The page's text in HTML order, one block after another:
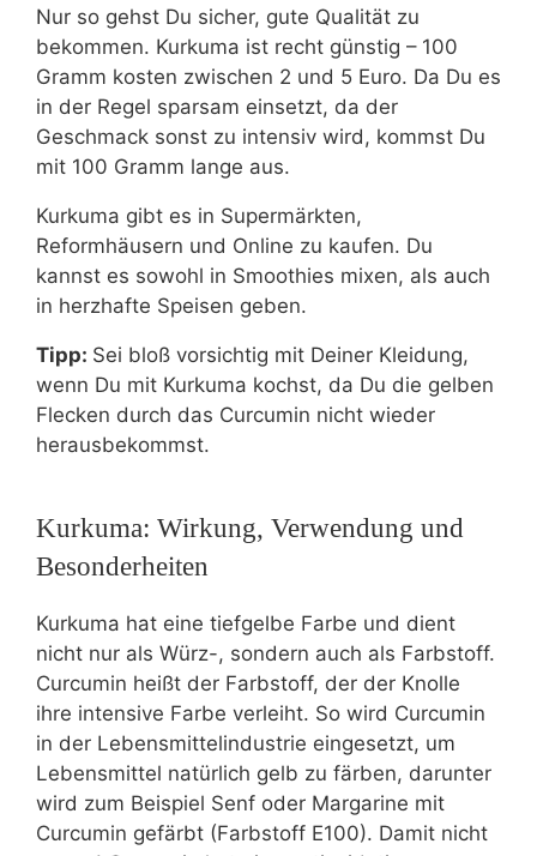
Nur so gehst Du sicher, gute Qualität zu
bekommen. Kurkuma ist recht günstig – 100
Gramm kosten zwischen 2 und 5 Euro. Da Du es
in der Regel sparsam einsetzt, da der
Geschmack sonst zu intensiv wird, kommst Du
mit 100 Gramm lange aus.
Kurkuma gibt es in Supermärkten,
Reformhäusern und Online zu kaufen. Du
kannst es sowohl in Smoothies mixen, als auch
in herzhafte Speisen geben.
Tipp: Sei bloß vorsichtig mit Deiner Kleidung,
wenn Du mit Kurkuma kochst, da Du die gelben
Flecken durch das Curcumin nicht wieder
herausbekommst.
Kurkuma: Wirkung, Verwendung und
Besonderheiten
Kurkuma hat eine tiefgelbe Farbe und dient
nicht nur als Würz-, sondern auch als Farbstoff.
Curcumin heißt der Farbstoff, der der Knolle
ihre intensive Farbe verleiht. So wird Curcumin
in der Lebensmittelindustrie eingesetzt, um
Lebensmittel natürlich gelb zu färben, darunter
wird zum Beispiel Senf oder Margarine mit
Curcumin gefärbt (Farbstoff E100). Damit nicht